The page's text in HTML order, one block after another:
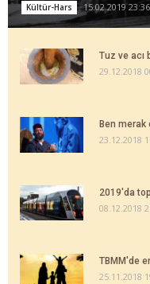
Kültür-Hars 15.02.2019
Tuz ve acı
29.12.2018
Ben
23.12.2018
2019'da
08.12.2018
TBMM'de
25.11.2018